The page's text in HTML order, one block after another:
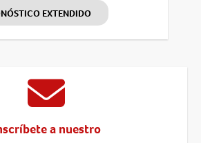
EXTENDIDO
a nuestro